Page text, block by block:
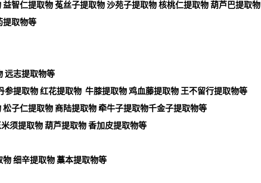
益智仁提取物 菟丝子提取物 沙苑子提取物 核桃仁提取物 葫芦巴提取物
提取物等
远志提取物等
参提取物 红花提取物 牛膝提取物 鸡血藤提取物 王不留行提取物等
松子仁提取物 商陆提取物 牵牛子提取物千金子提取物等
须提取物 葫芦提取物 香加皮提取物等
物 细辛提取物 藁本提取物等